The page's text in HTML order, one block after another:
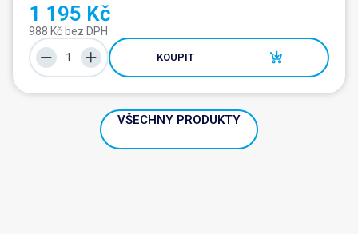
1 195 Kč
988 Kč bez DPH
KOUPIT
VŠECHNY PRODUKTY